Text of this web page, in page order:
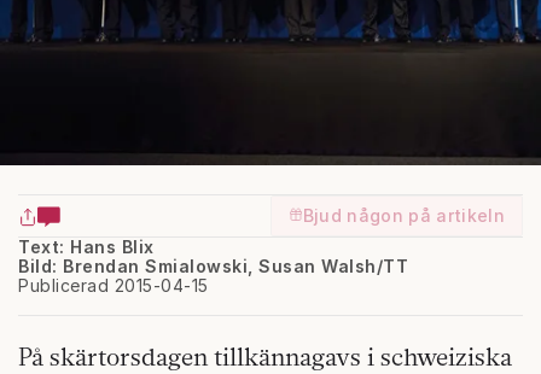
Bjud någon på artikeln
Text: Hans Blix
Publicerad 2015-04-15
Bild: Brendan Smialowski, Susan Walsh/TT
På skärtorsdagen tillkännagavs i schweiziska